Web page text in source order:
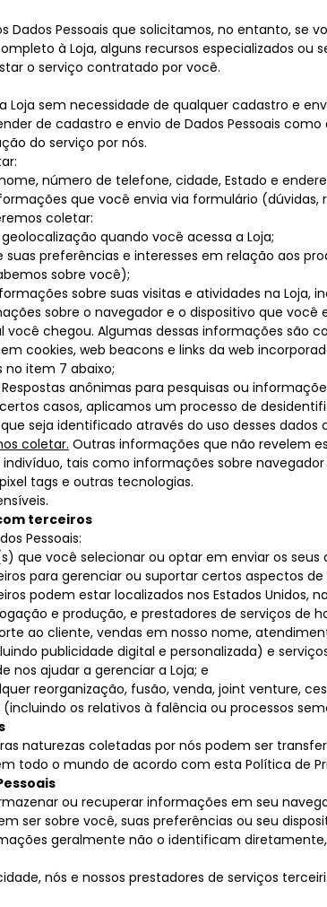
Dados Pessoais que solicitamos, no entanto, se
à Loja, alguns recursos especializados ou
o serviço contratado por você.
sem necessidade de qualquer cadastro e
de cadastro e envio de Dados Pessoais
do serviço por nós.
número de telefone, cidade, Estado e
que você envia via formulário (dúvidas,
coletar:
quando você acessa a Loja;
suas preferências e interesses em relação aos
sobre você);
sobre suas visitas e atividades na Loja,
sobre o navegador e o dispositivo que você
chegou. Algumas dessas informações são
cookies, web beacons e links da web
item 7 abaixo;
Respostas anônimas para pesquisas ou
casos, aplicamos um processo de
seja identificado através do uso desses dados
coletar. Outras informações que não revelem
tais como informações sobre
tags e outras tecnologias.
terceiros
Pessoais:
que você selecionar ou optar em enviar os
para gerenciar ou suportar certos aspectos
podem estar localizados nos Estados Unidos,
e produção, e prestadores de serviços de
ao cliente, vendas em nosso nome,
publicidade digital e personalizada) e
nos ajudar a gerenciar a Loja; e
reorganização, fusão, venda, joint venture,
os relativos à falência ou processos
naturezas coletadas por nós podem ser
todo o mundo de acordo com esta Política de
ou recuperar informações em seu
ser sobre você, suas preferências ou seu
geralmente não o identificam
nós e nossos prestadores de serviços